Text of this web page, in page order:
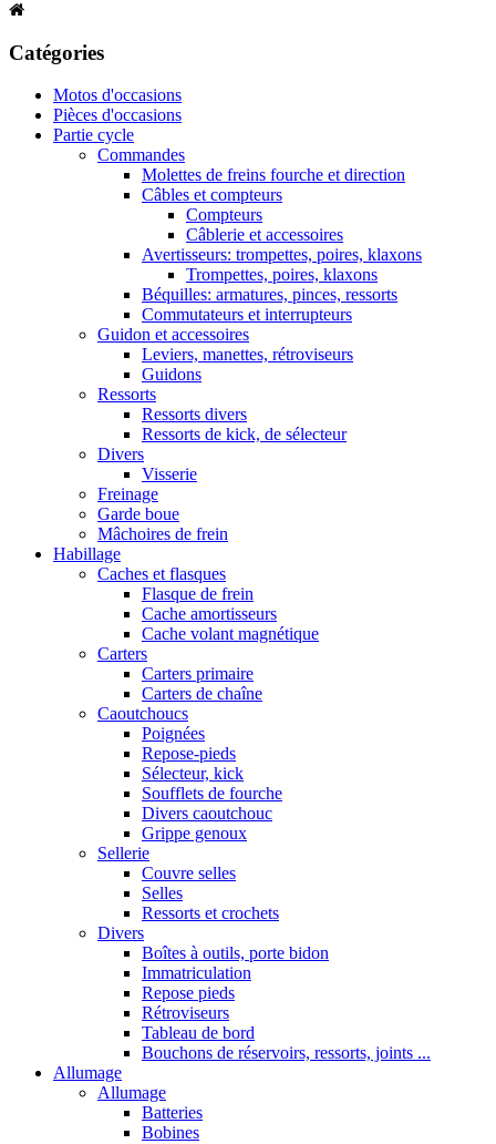
Catégories
Motos d'occasions
Pièces d'occasions
Partie cycle
Commandes
Molettes de freins fourche et direction
Câbles et compteurs
Compteurs
Câblerie et accessoires
Avertisseurs: trompettes, poires, klaxons
Trompettes, poires, klaxons
Béquilles: armatures, pinces, ressorts
Commutateurs et interrupteurs
Guidon et accessoires
Leviers, manettes, rétroviseurs
Guidons
Ressorts
Ressorts divers
Ressorts de kick, de sélecteur
Divers
Visserie
Freinage
Garde boue
Mâchoires de frein
Habillage
Caches et flasques
Flasque de frein
Cache amortisseurs
Cache volant magnétique
Carters
Carters primaire
Carters de chaîne
Caoutchoucs
Poignées
Repose-pieds
Sélecteur, kick
Soufflets de fourche
Divers caoutchouc
Grippe genoux
Sellerie
Couvre selles
Selles
Ressorts et crochets
Divers
Boîtes à outils, porte bidon
Immatriculation
Repose pieds
Rétroviseurs
Tableau de bord
Bouchons de réservoirs, ressorts, joints ...
Allumage
Allumage
Batteries
Bobines